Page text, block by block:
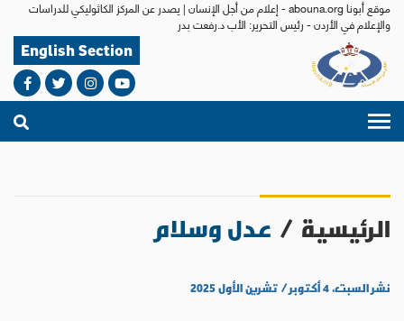
موقع أبونا abouna.org - إعلام من أجل الإنسان | يصدر عن المركز الكاثوليكي للدراسات
والإعلام في الأردن - رئيس التحرير: الأب د.رفعت بدر
English Section
الرئيسية / عدل وسلام
نشر السبت، ٤ أكتوبر / تشرين الأول ٢٠٢٥